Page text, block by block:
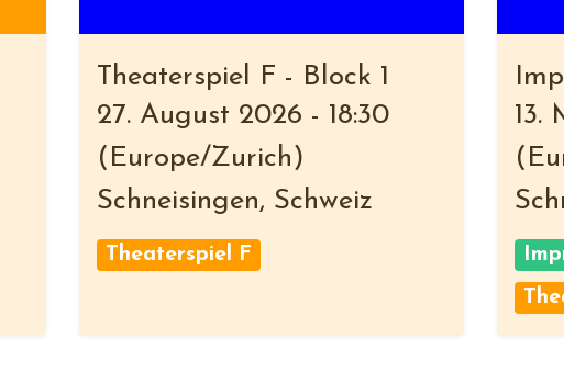
Theaterspiel F - Block 1
27. August 2026 - 18:30
( Europe/Zurich )
Schneisingen, Schweiz
Theaterspiel F
13.
(